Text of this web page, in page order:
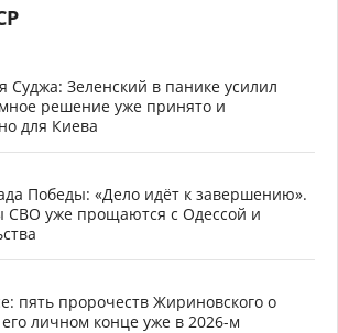
Суджа: Зеленский в панике усилил
решение уже принято и
для Киева
Победы: «Дело идёт к завершению».
СВО уже прощаются с Одессой и
пять пророчеств Жириновского о
личном конце уже в 2026-м